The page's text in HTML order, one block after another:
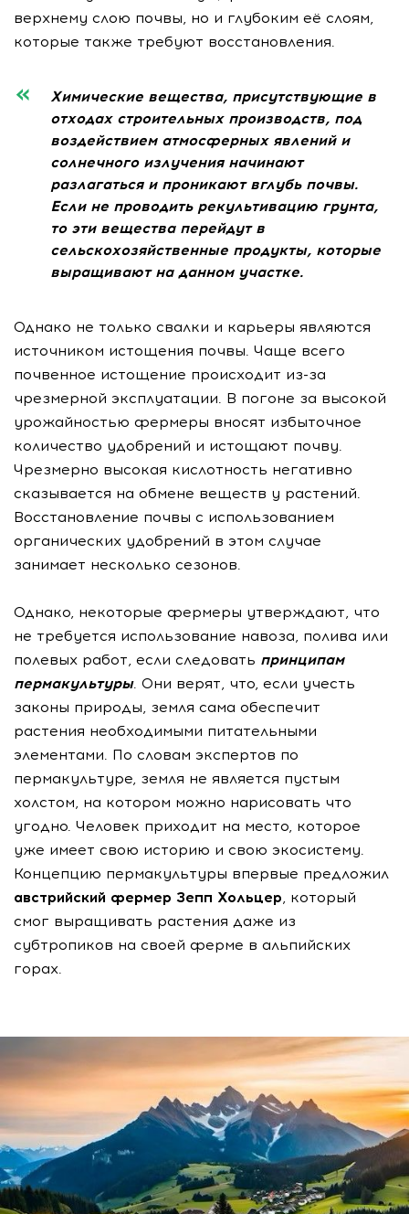
верхнему слою почвы, но и глубоким её слоям,
которые также требуют восстановления.
Химические вещества, присутствующие в
отходах строительных производств, под
воздействием атмосферных явлений и
солнечного излучения начинают
разлагаться и проникают вглубь почвы.
Если не проводить рекультивацию грунта,
то эти вещества перейдут в
сельскохозяйственные продукты, которые
выращивают на данном участке.
Однако не только свалки и карьеры являются
источником истощения почвы. Чаще всего
почвенное истощение происходит из-за
чрезмерной эксплуатации. В погоне за высокой
урожайностью фермеры вносят избыточное
количество удобрений и истощают почву.
Чрезмерно высокая кислотность негативно
сказывается на обмене веществ у растений.
Восстановление почвы с использованием
органических удобрений в этом случае
занимает несколько сезонов.
Однако, некоторые фермеры утверждают, что
не требуется использование навоза, полива или
полевых работ, если следовать принципам
пермакультуры. Они верят, что, если учесть
законы природы, земля сама обеспечит
растения необходимыми питательными
элементами. По словам экспертов по
пермакультуре, земля не является пустым
холстом, на котором можно нарисовать что
угодно. Человек приходит на место, которое
уже имеет свою историю и свою экосистему.
Концепцию пермакультуры впервые предложил
австрийский фермер Зепп Хольцер, который
смог выращивать растения даже из
субтропиков на своей ферме в альпийских
горах.